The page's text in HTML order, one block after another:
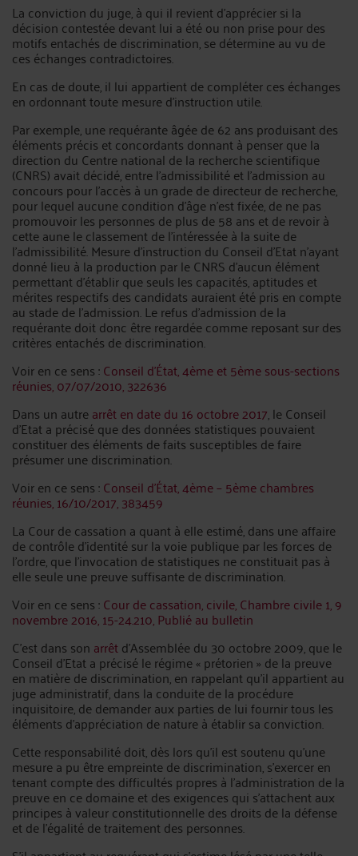
La conviction du juge, à qui il revient d’apprécier si la
décision contestée devant lui a été ou non prise pour des
motifs entachés de discrimination, se détermine au vu de
ces échanges contradictoires.
En cas de doute, il lui appartient de compléter ces échanges
en ordonnant toute mesure d’instruction utile.
Par exemple, une requérante âgée de 62 ans produisant des
éléments précis et concordants donnant à penser que la
direction du Centre national de la recherche scientifique
(CNRS) avait décidé, entre l’admissibilité et l’admission au
concours pour l’accès à un grade de directeur de recherche,
pour lequel aucune condition d’âge n’est fixée, de ne pas
promouvoir les personnes de plus de 58 ans et de revoir à
cette aune le classement de l’intéressée à la suite de
l’admissibilité. Mesure d’instruction du Conseil d’Etat n’ayant
donné lieu à la production par le CNRS d’aucun élément
permettant d’établir que seuls les capacités, aptitudes et
mérites respectifs des candidats auraient été pris en compte
au stade de l’admission. Le refus d’admission de la
requérante doit donc être regardée comme reposant sur des
critères entachés de discrimination.
Voir en ce sens :Conseil d’État, 4ème et 5ème sous-sections
réunies, 07/07/2010, 322636
Dans un autrearrêt en date du 16 octobre 2017, le Conseil
d’Etat a précisé que des données statistiques pouvaient
constituer des éléments de faits susceptibles de faire
présumer une discrimination.
Voir en ce sens :Conseil d’État, 4ème – 5ème chambres
réunies, 16/10/2017, 383459
La Cour de cassation a quant à elle estimé, dans une affaire
de contrôle d’identité sur la voie publique par les forces de
l’ordre, que l’invocation de statistiques ne constituait pas à
elle seule une preuve suffisante de discrimination.
Voir en ce sens :Cour de cassation, civile, Chambre civile 1, 9
novembre 2016, 15-24.210, Publié au bulletin
C’est dans son arrêtd’Assemblée du 30 octobre 2009, que le
Conseil d’Etat a précisé le régime « prétorien » de la preuve
en matière de discrimination, en rappelant qu’il appartient au
juge administratif, dans la conduite de la procédure
inquisitoire, de demander aux parties de lui fournir tous les
éléments d’appréciation de nature à établir sa conviction.
Cette responsabilité doit, dès lors qu’il est soutenu qu’une
mesure a pu être empreinte de discrimination, s’exercer en
tenant compte des difficultés propres à l’administration de la
preuve en ce domaine et des exigences qui s’attachent aux
principes à valeur constitutionnelle des droits de la défense
et de l’égalité de traitement des personnes.